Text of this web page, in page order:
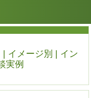
イメージ別 | イン
実例